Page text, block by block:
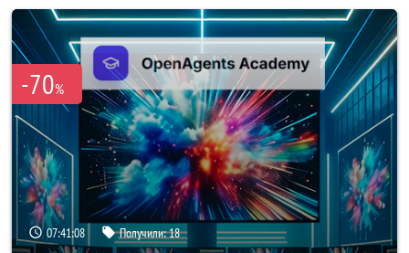
-70%
07:41:07 Получили:18